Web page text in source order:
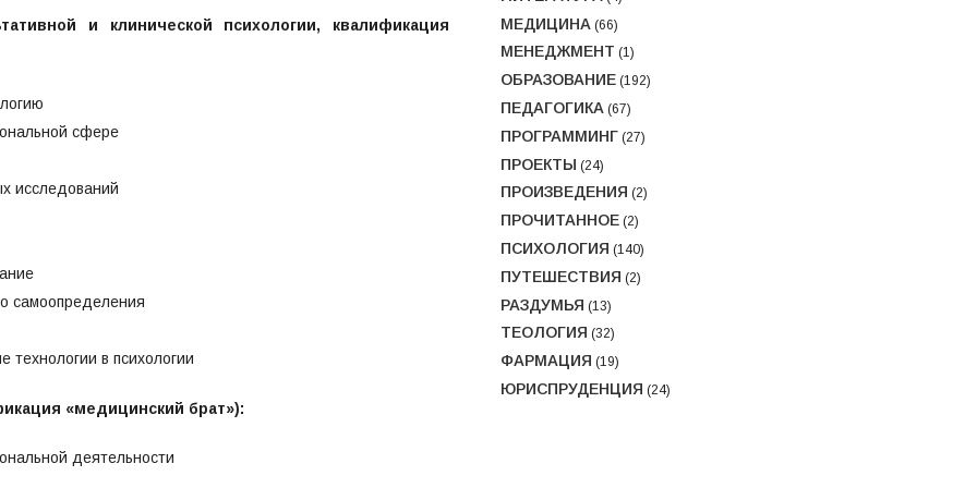
и клинической психологии, квалификация
сфере
исследований
самоопределения
в психологии
«медицинский брат»):
деятельности
МЕДИЦИНА (66)
МЕНЕДЖМЕНТ (1)
ОБРАЗОВАНИЕ (192)
ПЕДАГОГИКА (67)
ПРОГРАММИНГ (27)
ПРОЕКТЫ (24)
ПРОИЗВЕДЕНИЯ (2)
ПРОЧИТАННОЕ (2)
ПСИХОЛОГИЯ (140)
ПУТЕШЕСТВИЯ (2)
РАЗДУМЬЯ (13)
ТЕОЛОГИЯ (32)
ФАРМАЦИЯ (19)
ЮРИСПРУДЕНЦИЯ (24)